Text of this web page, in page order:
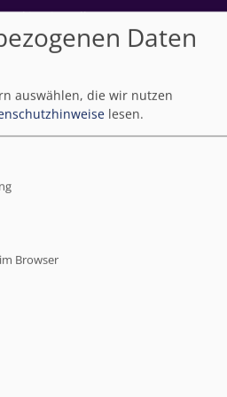
Cookie-Einstellungen Impressum
in, hier
und
gibt es
Daten
auswählen, die wir nutzen
lesen.
Browser